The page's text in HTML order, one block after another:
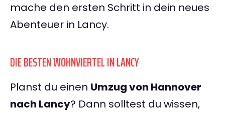
mache den ersten Schritt in dein neues
Abenteuer in Lancy.
DIE BESTEN WOHNVIERTEL IN LANCY
Planst du einen Umzug von Hannover
nach Lancy? Dann solltest du wissen,